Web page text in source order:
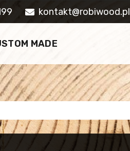
kontakt@robiwood.pl
MADE